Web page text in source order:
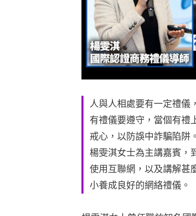
人與人相處要有一定禮儀
有禮儀要遵守，當個有禮
戒心，以防誤中詐騙陷阱
楊雯淇女士為主講嘉賓，
使用互聯網，以及講解甚
小養成良好的網絡禮儀。